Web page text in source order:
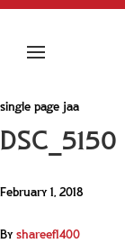
single page jaa
DSC_5150
February 1, 2018
Byshareef1400